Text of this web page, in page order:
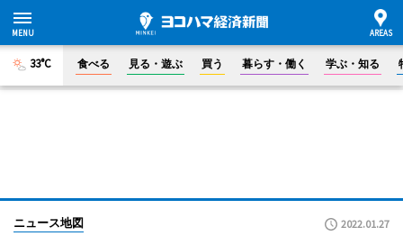
33°C 食べる 見る・遊ぶ 買う 暮らす・働く 学ぶ・知る
ニュース地図 2022.01.27